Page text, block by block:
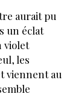
aurait pu
un éclat
violet
les
viennent au